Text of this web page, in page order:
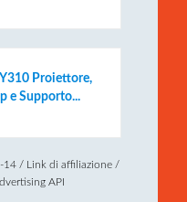
Proiettore,
e Supporto...
14 / Link di affiliazione /
API